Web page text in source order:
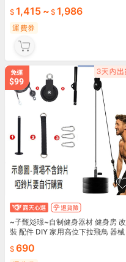
1,415 ~ 1,986
運費券
~子甄彣璟~自制健身器材 健身房 改
裝 配件 DIY 家用高位下拉飛鳥 器械
690